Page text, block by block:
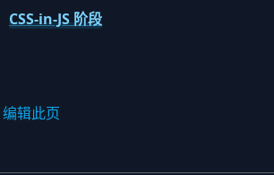
CSS-in-JS 阶段
编辑此页